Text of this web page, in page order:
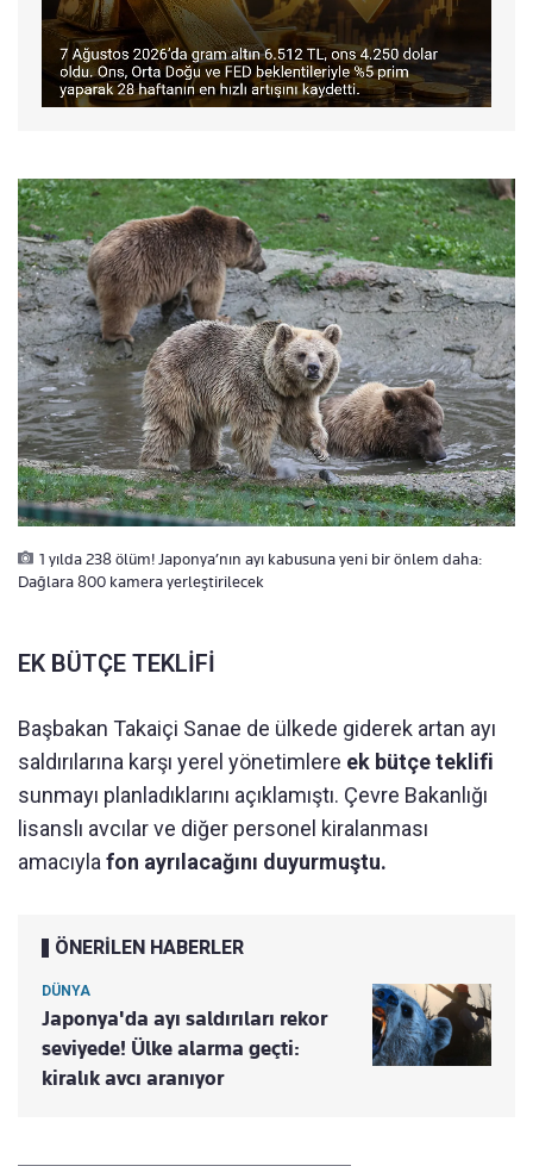
1 yılda 238 ölüm! Japonya’nın ayı kabusuna yeni bir önlem daha:
Dağlara 800 kamera yerleştirilecek
EK BÜTÇE TEKLİFİ
Başbakan Takaiçi Sanae de ülkede giderek artan ayı
saldırılarına karşı yerel yönetimlere ek bütçe teklifi
sunmayı planladıklarını açıklamıştı. Çevre Bakanlığı
lisanslı avcılar ve diğer personel kiralanması
amacıylafon ayrılacağını duyurmuştu.
ÖNERİLEN HABERLER
DÜNYA
Japonya'da ayı saldırıları rekor
seviyede! Ülke alarma geçti:
kiralık avcı aranıyor